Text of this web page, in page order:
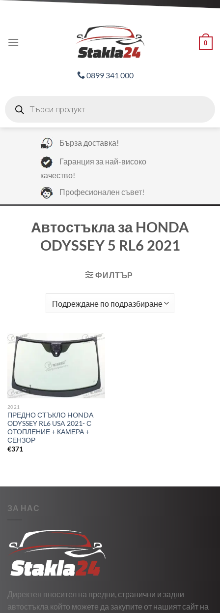
0
0899 341 000
search
Бърза доставка!
Гаранция за най-високо
качество!
Професионален съвет!
Автостъкла за HONDA
ODYSSEY 5 RL6 2021
ФИЛТЪР
2021
ПРЕДНО СТЪКЛО HONDA
ODYSSEY RL6 USA 2021- С
ОТОПЛЕНИЕ + КАМЕРА +
СЕНЗОР
€371
ЗА НАС
Директен вносител на предни, странични и задни
автостъкла който можете да закупите от нашият сайт на